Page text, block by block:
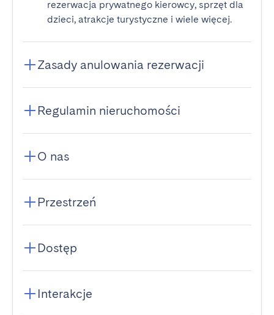
rezerwacja prywatnego kierowcy, sprzęt dla
dzieci, atrakcje turystyczne i wiele więcej.
Zasady anulowania rezerwacji
Regulamin nieruchomości
O nas
Przestrzeń
Dostęp
Interakcje